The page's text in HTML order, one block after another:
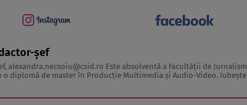
șef
alexandra.necsoiu@csid.ro Este absolventă a Facultăţii de Jurnalism
de master în Producţie Multimedia şi Audio-Video. Iubeşte
acesta fiind visul ei încă de pe ...